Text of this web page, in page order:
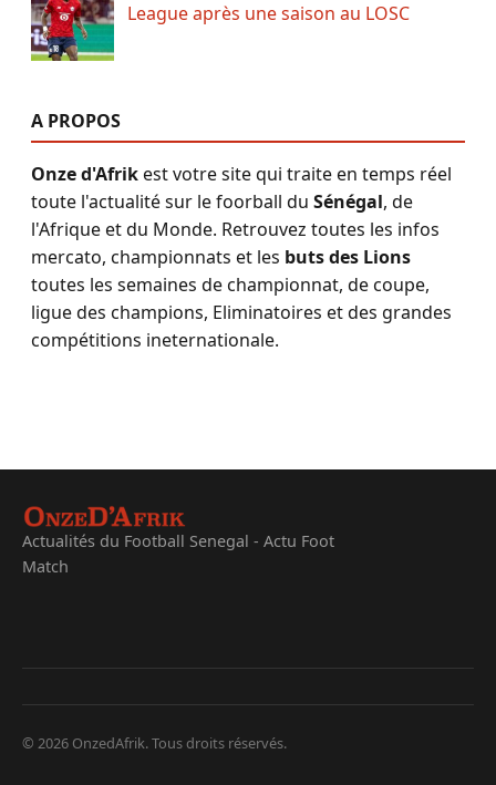
League après une saison au LOSC
A PROPOS
Onze d'Afrikest votre site qui traite en temps réel
toute l'actualité sur le foorball du Sénégal, de
l'Afrique et du Monde. Retrouvez toutes les infos
mercato, championnats et les buts des Lions
toutes les semaines de championnat, de coupe,
ligue des champions, Eliminatoires et des grandes
compétitions ineternationale.
Actualités du Football Senegal - Actu Foot
Match
© 2026 OnzedAfrik. Tous droits réservés.